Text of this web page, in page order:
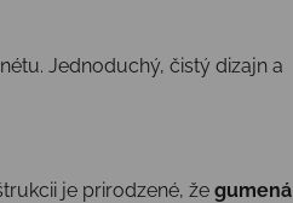
Jednoduchý, čistý dizajn a
je prirodzené, že gumená